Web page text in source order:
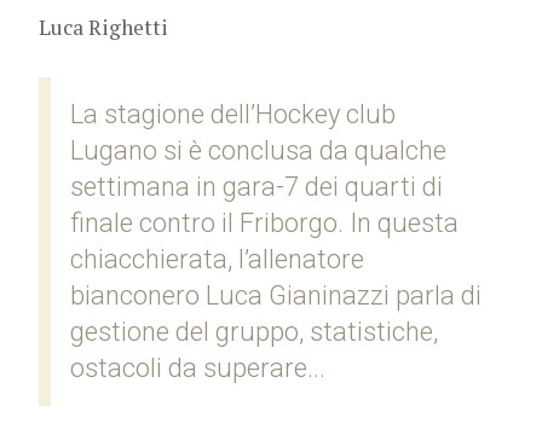
Luca Righetti
La stagione dell’Hockey club
Lugano si è conclusa da qualche
settimana in gara-7 dei quarti di
finale contro il Friborgo. In questa
chiacchierata, l’allenatore
bianconero Luca Gianinazzi parla di
gestione del gruppo, statistiche,
ostacoli da superare...